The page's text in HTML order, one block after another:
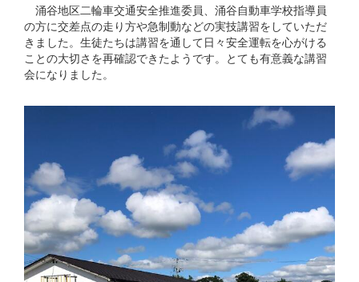
涌谷地区二輪車交通安全推進委員、涌谷自動車学校指導員
の方に交差点の走り方や急制動などの実技講習をしていただ
きました。生徒たちは講習を通して日々安全運転を心がける
ことの大切さを再確認できたようです。とても有意義な講習
会になりました。